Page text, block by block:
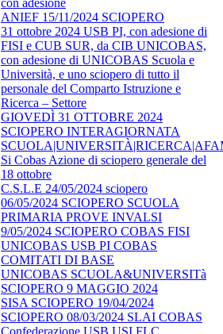
con adesione
ANIEF 15/11/2024 SCIOPERO
31 ottobre 2024 USB PI, con adesione di
FISI e CUB SUR, da CIB UNICOBAS,
con adesione di UNICOBAS Scuola e
Università, e uno sciopero di tutto il
personale del Comparto Istruzione e
Ricerca – Settore
GIOVEDÌ 31 OTTOBRE 2024
SCIOPERO INTERAGIORNATA
Si Cobas Azione di sciopero generale del
18 ottobre
C.S.L.E 24/05/2024 sciopero
06/05/2024 SCIOPERO SCUOLA
PRIMARIA PROVE INVALSI
9/05/2024 SCIOPERO COBAS FISI
UNICOBAS USB PI COBAS
COMITATI DI BASE
UNICOBAS SCUOLA&UNIVERSITà
SCIOPERO 9 MAGGIO 2024
SISA SCIOPERO 19/04/2024
SCIOPERO 08/03/2024 SLAI COBAS